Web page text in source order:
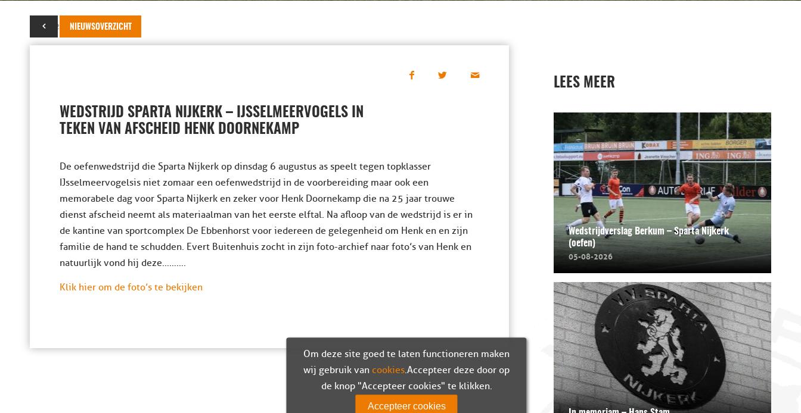
NIEUWSOVERZICHT
31 juli 2013
WEDSTRIJD SPARTA NIJKERK – IJSSELMEERVOGELS IN
TEKEN VAN AFSCHEID HENK DOORNEKAMP
De oefenwedstrijd die Sparta Nijkerk op dinsdag 6 augustus as speelt tegen topklasser
IJsselmeervogels is niet zomaar een oefenwedstrijd in de voorbereiding maar ook een
memorabele dag voor Sparta Nijkerk en zeker voor Henk Doornekamp die na 25 jaar trouwe
dienst afscheid neemt als materiaalman van het eerste elftal. Na afloop van de wedstrijd is er in
de kantine van sportcomplex De Ebbenhorst voor iedereen de gelegenheid om Henk en en zijn
familie de hand te schudden. Evert Buitenhuis zocht in zijn foto-archief naar foto’s van Henk en
natuurlijk vond hij deze……….
Klik hier om de foto’s te bekijken
LEES MEER
Wedstrijdverslag Berkum – Sparta Nijkerk
(oefen)
05-08-2026
Om deze site goed te laten functioneren maken
wij gebruik van cookies. Accepteer deze door op
de knop "Accepteer cookies" te klikken.
Accepteer cookies